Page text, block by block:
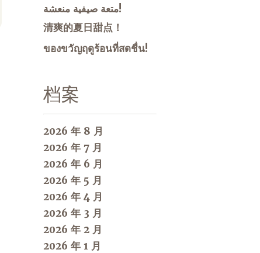
متعة صيفية منعشة!
清爽的夏日甜点！
ของขวัญฤดูร้อนที่สดชื่น!
档案
2026 年 8 月
2026 年 7 月
2026 年 6 月
2026 年 5 月
2026 年 4 月
2026 年 3 月
2026 年 2 月
2026 年 1 月